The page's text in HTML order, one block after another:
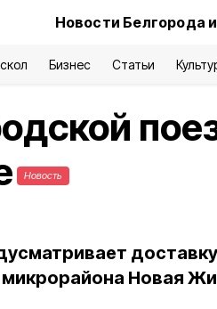
Новости Белгорода
Бизнес Статьи
Новость
Новая